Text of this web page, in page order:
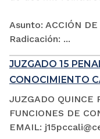
Asunto: ACCIÓN
Radicación: ...
JUZGADO 15
CONOCIMIENTO
JUZGADO QUINCE
FUNCIONES DE
EMAIL: